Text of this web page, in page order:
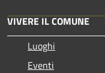
VIVERE IL COMUNE
Luoghi
Eventi